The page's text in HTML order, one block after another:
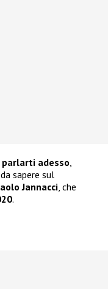
parlarti adesso
sapere sul
Jannacci , che
.